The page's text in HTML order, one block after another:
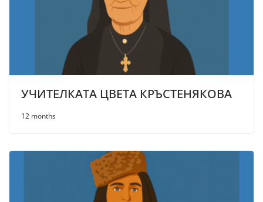
УЧИТЕЛКАТА ЦВЕТА КРЪСТЕНЯКОВА
12 months